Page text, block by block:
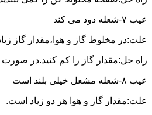
عیب ۷-شعله دود می کند
علت:در مخلوط گاز و هوا،مقدار گاز
راه حل:مقدار گاز را کم کنید.در
عیب ۸-شعله مشعل خیلی بلند است
علت:مقدار گاز و هوا هر دو زیاد است.